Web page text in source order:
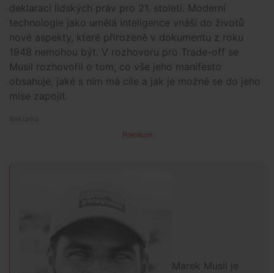
deklaraci lidských práv pro 21. století. Moderní
technologie jako umělá inteligence vnáší do životů
nové aspekty, které přirozeně v dokumentu z roku
1948 nemohou být. V rozhovoru pro Trade-off se
Musil rozhovořil o tom, co vše jeho manifesto
obsahuje, jaké s ním má cíle a jak je možné se do jeho
mise zapojit
Premium
Marek Musil je